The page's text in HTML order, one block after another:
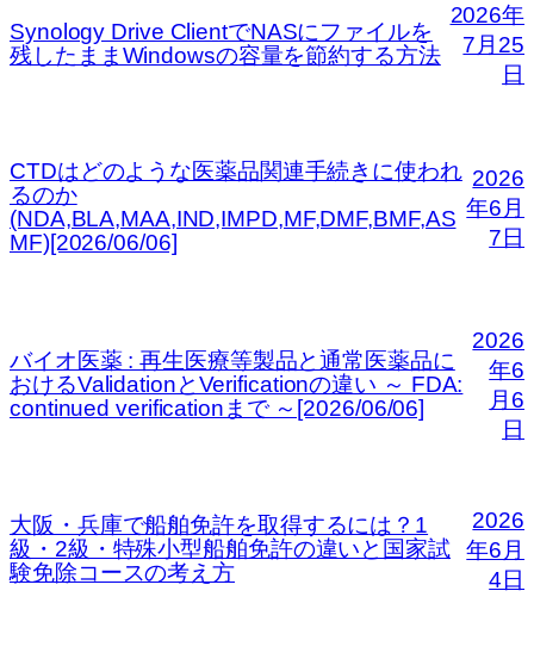
Synology Drive ClientでNASにファイルを
残したままWindowsの容量を節約する方法
2026年
7月25
日
CTDはどのような医薬品関連手続きに使われ
るのか
(NDA,BLA,MAA,IND,IMPD,MF,DMF,BMF,AS
MF)[2026/06/06]
2026
年6月
7日
バイオ医薬 : 再生医療等製品と通常医薬品に
おけるValidationとVerificationの違い ～ FDA:
continued verificationまで ～[2026/06/06]
2026
年6
月6
日
大阪・兵庫で船舶免許を取得するには？1
級・2級・特殊小型船舶免許の違いと国家試
験免除コースの考え方
2026
年6月
4日